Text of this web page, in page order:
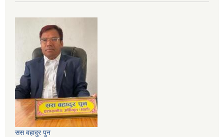
सस वहादुर पुन